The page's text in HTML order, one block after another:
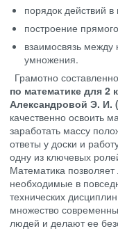
порядок действий
построение
взаимосвязь между
умножения.
Грамотно
по математике для 2
Александровой Э. И.
качественно освоить
заработать массу
ответы у доски и
одну из ключевых
Математика
необходимые в
технических
множество
людей и делают ее